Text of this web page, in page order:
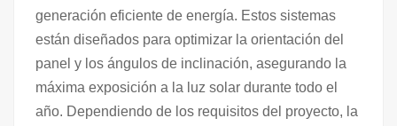
generación eficiente de energía. Estos sistemas
están diseñados para optimizar la orientación del
panel y los ángulos de inclinación, asegurando la
máxima exposición a la luz solar durante todo el
año. Dependiendo de los requisitos del proyecto, la